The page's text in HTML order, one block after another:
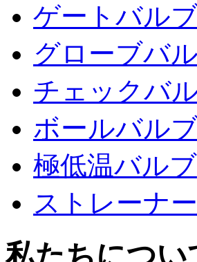
ゲートバル
グローブバ
チェックバ
ボールバル
極低温バルブ
ストレーナー
私たちについ